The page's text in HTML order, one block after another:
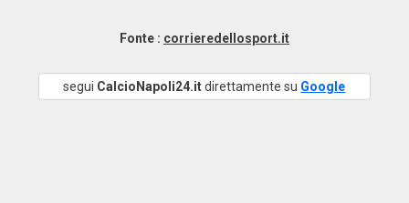
Fonte : corrieredellosport.it
segui CalcioNapoli24.itdirettamente su Google